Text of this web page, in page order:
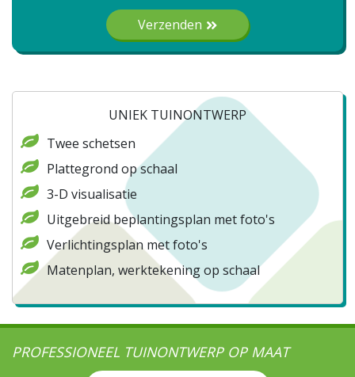
Verzenden
UNIEK TUINONTWERP
Twee schetsen
Plattegrond op schaal
3-D visualisatie
Uitgebreid beplantingsplan met foto's
Verlichtingsplan met foto's
Matenplan, werktekening op schaal
PROFESSIONEEL TUINONTWERP OP MAAT